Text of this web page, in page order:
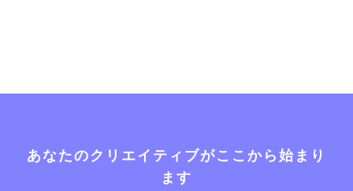
あなたのクリエイティブがここから始まり
ます